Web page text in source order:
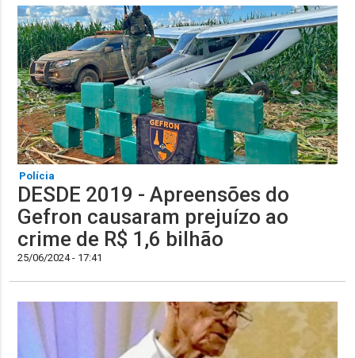
Polícia
DESDE 2019 - Apreensões do
Gefron causaram prejuízo ao
crime de R$ 1,6 bilhão
25/06/2024 - 17:41